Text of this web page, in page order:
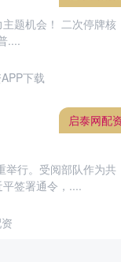
题机会！ 二次停牌核
....
下载
举行。受阅部队作为共
签署通令，....
启泰网配